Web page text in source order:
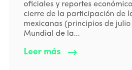
oficiales y reportes
cierre de la participación de
mexicanas (principios de julio
Mundial de la...
Leer más